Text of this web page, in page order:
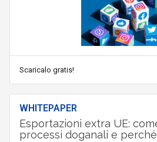
Scaricalo gratis!
WHITEPAPER
Esportazioni extra UE:
processi doganali e